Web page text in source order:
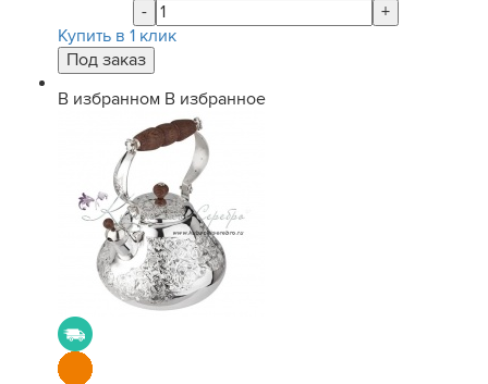
-
+
Купить в 1 клик
В избранном В избранное